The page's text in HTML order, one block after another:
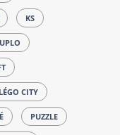
KS
LÉGO CITY
PUZZLE